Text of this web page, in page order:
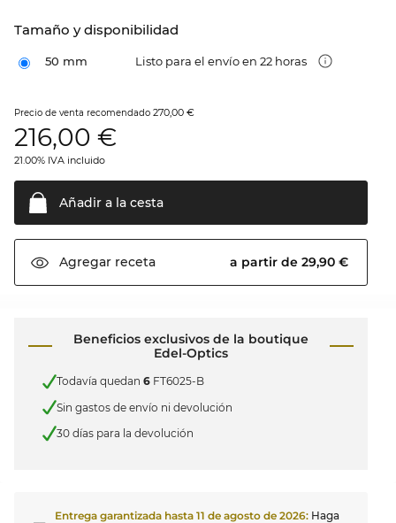
Tamaño y disponibilidad
50 mm Listo para el envío en 22 horas
Precio de venta recomendado 270,00 €
216,00 €
21.00% IVA incluido
Añadir a la cesta
Agregar receta a partir de 29,90 €
Beneficios exclusivos de la boutique
Edel-Optics
Todavía quedan 6 FT6025-B
Sin gastos de envío ni devolución
30 días para la devolución
Entrega garantizada hasta 11 de agosto de 2026: Haga